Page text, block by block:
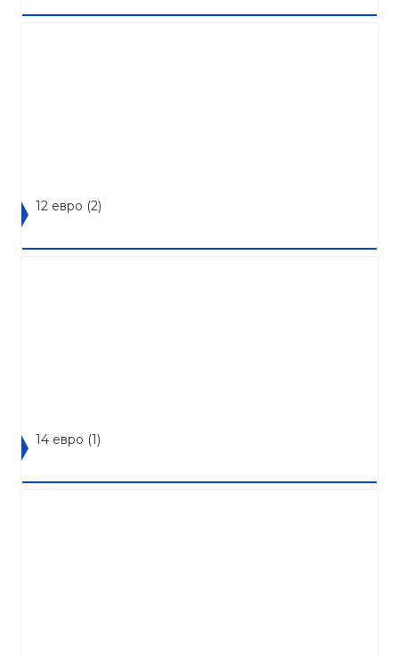
12 евро (2)
14 евро (1)